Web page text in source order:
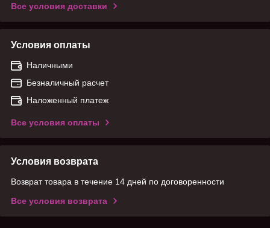
Все условия доставки
Условия оплаты
Наличными
Безналичный расчет
Наложенный платеж
Все условия оплаты
Условия возврата
Возврат товара в течение 14 дней по договоренности
Все условия возврата